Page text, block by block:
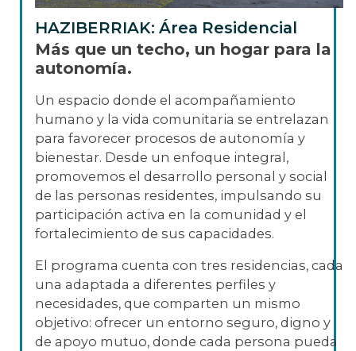
HAZIBERRIAK: Área Residencial
Más que un techo, un hogar para la
autonomía.
Un espacio donde el acompañamiento
humano y la vida comunitaria se entrelazan
para favorecer procesos de autonomía y
bienestar. Desde un enfoque integral,
promovemos el desarrollo personal y social
de las personas residentes, impulsando su
participación activa en la comunidad y el
fortalecimiento de sus capacidades.
El programa cuenta con tres residencias, cada
una adaptada a diferentes perfiles y
necesidades, que comparten un mismo
objetivo: ofrecer un entorno seguro, digno y
de apoyo mutuo, donde cada persona pueda